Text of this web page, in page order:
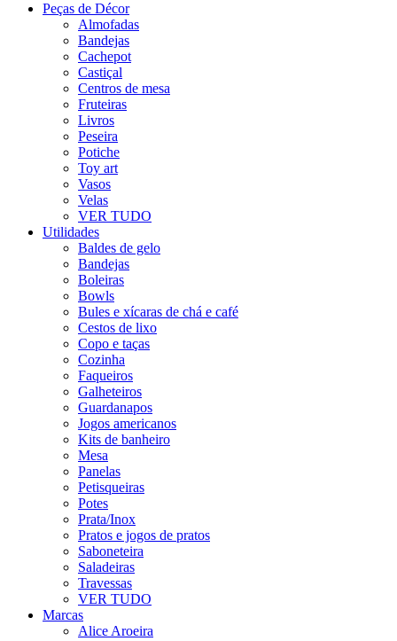
Peças de Décor
Almofadas
Bandejas
Cachepot
Castiçal
Centros de mesa
Fruteiras
Livros
Peseira
Potiche
Toy art
Vasos
Velas
VER TUDO
Utilidades
Baldes de gelo
Bandejas
Boleiras
Bowls
Bules e xícaras de chá e café
Cestos de lixo
Copo e taças
Cozinha
Faqueiros
Galheteiros
Guardanapos
Jogos americanos
Kits de banheiro
Mesa
Panelas
Petisqueiras
Potes
Prata/Inox
Pratos e jogos de pratos
Saboneteira
Saladeiras
Travessas
VER TUDO
Marcas
Alice Aroeira